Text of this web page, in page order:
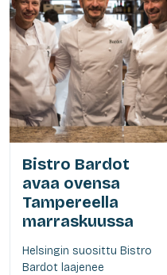
Bistro Bardot
avaa ovensa
Tampereella
marraskuussa
Helsingin suosittu Bistro
Bardot laajenee